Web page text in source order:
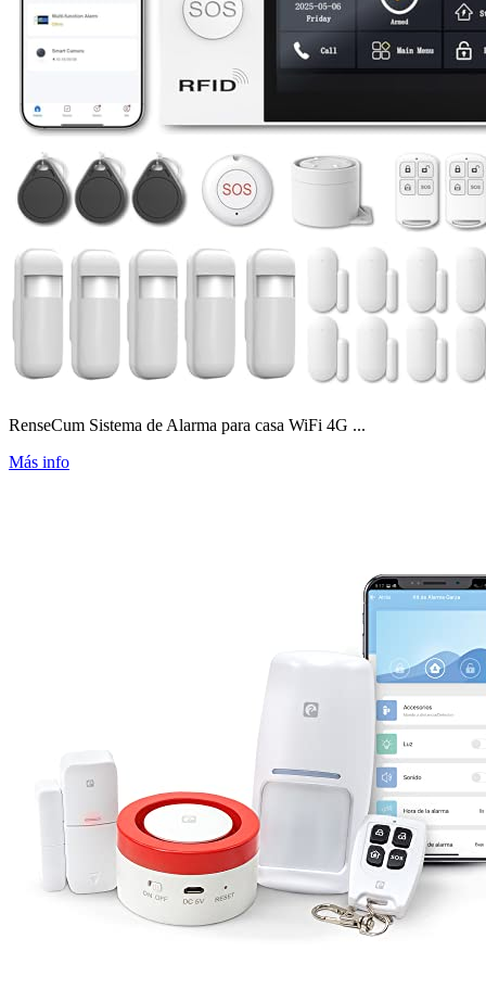
RenseCum Sistema de Alarma para casa WiFi 4G ...
Más info